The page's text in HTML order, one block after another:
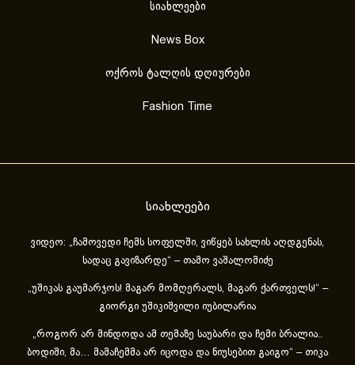
სიახლეები
News Box
ოქროს ტალღის დღიურები
Fashion Time
სიახლეები
ვიდეო: „ჩამოვედი ჩემს სოფელში, ვიწყებ სახლის აღდგენას,
სადაც გავიზარდე“ – თამო ვაშალომიძე
„უშიკას გაუმარჯოს! მაგარ მომღერალს, მაგარ ქართველს!“ –
გიორგი უშიკიშვილი იუბილარია
„როგორ არ მინდოდა ამ თემაზე საუბარი და ჩემი ბრალია..
ბოდიში, მა… მამაჩემმა არ იცოდა და ნიუსებით გაიგო“ – თიკა